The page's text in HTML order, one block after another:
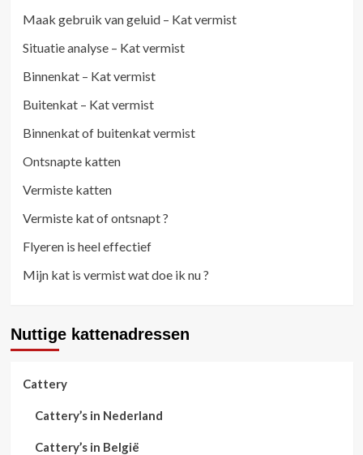
Maak gebruik van geluid – Kat vermist
Situatie analyse – Kat vermist
Binnenkat – Kat vermist
Buitenkat – Kat vermist
Binnenkat of buitenkat vermist
Ontsnapte katten
Vermiste katten
Vermiste kat of ontsnapt ?
Flyeren is heel effectief
Mijn kat is vermist wat doe ik nu ?
Nuttige kattenadressen
Cattery
Cattery’s in Nederland
Cattery’s in België